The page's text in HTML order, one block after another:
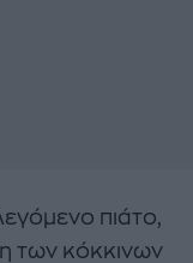
πιάτο,
των κόκκινων